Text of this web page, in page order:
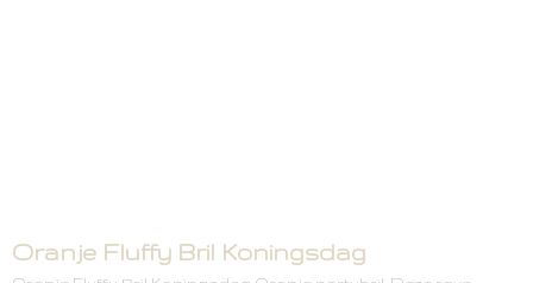
Oranje Fluffy Bril Koningsdag